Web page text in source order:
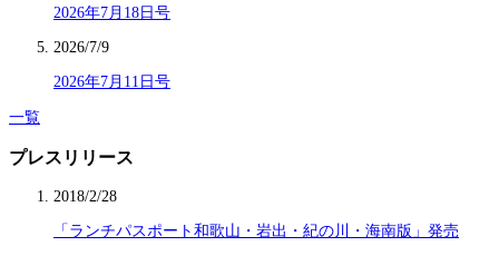
2026年7月18日号
2026/7/9
2026年7月11日号
一覧
プレスリリース
2018/2/28
「ランチパスポート和歌山・岩出・紀の川・海南版」発売